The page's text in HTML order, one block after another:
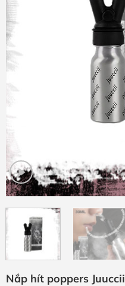
Nắp hít poppers Juuccii